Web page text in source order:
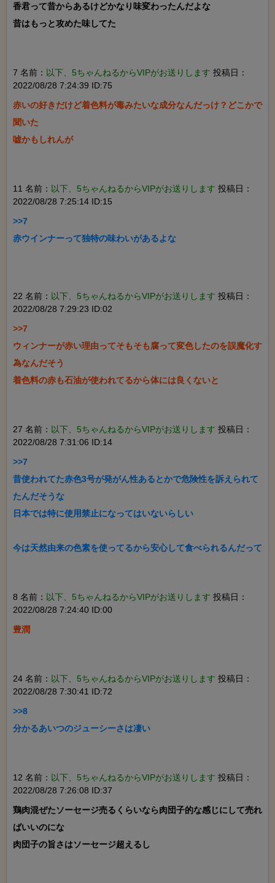
香君って昔からあるけどかなり味変わったんだよな
昔はもっと攻めた味してた
7 名前： 以下、5ちゃんねるからVIPがお送りします 投稿日：
2022/08/28 7:24:39 ID:75
赤いの好きだけど着色料が毒みたいな成分なんだっけ？どこかで
聞いた
嘘かもしれんが
11 名前： 以下、5ちゃんねるからVIPがお送りします 投稿日：
2022/08/28 7:25:14 ID:15
>>7
赤ウインナーって独特の味わいがあるよな
22 名前： 以下、5ちゃんねるからVIPがお送りします 投稿日：
2022/08/28 7:29:23 ID:02
>>7
ウィンナーが赤い理由ってそもそも腐って変色したのを誤魔化す
為なんだそう
着色料の赤も石油が使われてるから体には良くないと
27 名前： 以下、5ちゃんねるからVIPがお送りします 投稿日：
2022/08/28 7:31:06 ID:14
>>7
昔使われてた赤色3号が発がん性あるとかで危険性を訴えられて
たんだそうな
日本では特に使用禁止になってはいないらしい
今は天然由来の色素を使ってるから安心して食べられるんだって
8 名前： 以下、5ちゃんねるからVIPがお送りします 投稿日：
2022/08/28 7:24:40 ID:00
豊潤
24 名前： 以下、5ちゃんねるからVIPがお送りします 投稿日：
2022/08/28 7:30:41 ID:72
>>8
分かるあいつのジューシーさは凄い
12 名前： 以下、5ちゃんねるからVIPがお送りします 投稿日：
2022/08/28 7:26:08 ID:37
鶏肉混ぜたソーセージ売るくらいなら肉団子的な感じにして売れ
ばいいのにな
肉団子の旨さはソーセージ超えるし